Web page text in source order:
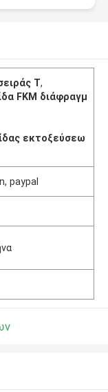
T,
FKM διάφραγμ
εκτοξεύσεω
paypal